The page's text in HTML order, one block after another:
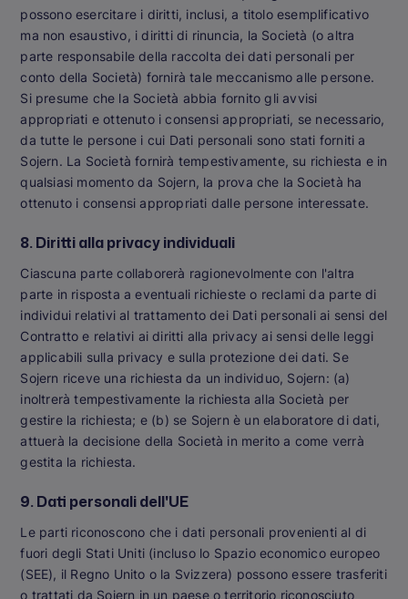
possono esercitare i diritti, inclusi, a titolo esemplificativo
ma non esaustivo, i diritti di rinuncia, la Società (o altra
parte responsabile della raccolta dei dati personali per
conto della Società) fornirà tale meccanismo alle persone.
Si presume che la Società abbia fornito gli avvisi
appropriati e ottenuto i consensi appropriati, se necessario,
da tutte le persone i cui Dati personali sono stati forniti a
Sojern. La Società fornirà tempestivamente, su richiesta e in
qualsiasi momento da Sojern, la prova che la Società ha
ottenuto i consensi appropriati dalle persone interessate.
8. Diritti alla privacy individuali
Ciascuna parte collaborerà ragionevolmente con l'altra
parte in risposta a eventuali richieste o reclami da parte di
individui relativi al trattamento dei Dati personali ai sensi del
Contratto e relativi ai diritti alla privacy ai sensi delle leggi
applicabili sulla privacy e sulla protezione dei dati. Se
Sojern riceve una richiesta da un individuo, Sojern: (a)
inoltrerà tempestivamente la richiesta alla Società per
gestire la richiesta; e (b) se Sojern è un elaboratore di dati,
attuerà la decisione della Società in merito a come verrà
gestita la richiesta.
9. Dati personali dell'UE
Le parti riconoscono che i dati personali provenienti al di
fuori degli Stati Uniti (incluso lo Spazio economico europeo
(SEE), il Regno Unito o la Svizzera) possono essere trasferiti
o trattati da Sojern in un paese o territorio riconosciuto